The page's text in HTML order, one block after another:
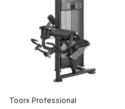
Toorx Professional